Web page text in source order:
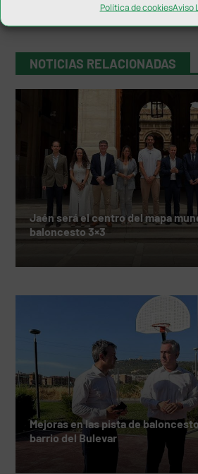
Política de cookiesAviso
NOTICIAS RELACIONADAS
Jaén será el centro del mapa
baloncesto 3×3
Mejoras en las pista de
barrio del Bulevar